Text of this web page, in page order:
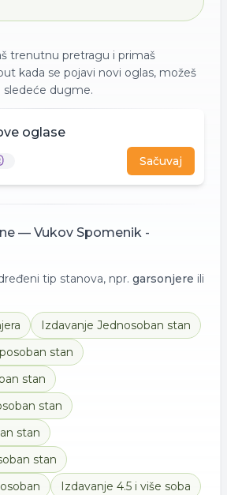
trenutnu pretragu i primaš
kada se pojavi novi oglas, možeš
dugme.
oglase
Sačuvaj
— Vukov Spomenik -
tip stanova, npr. garsonjere ili
Izdavanje Jednosoban stan
stan
stan
stan
stan
stan
Izdavanje 4.5 i više soba